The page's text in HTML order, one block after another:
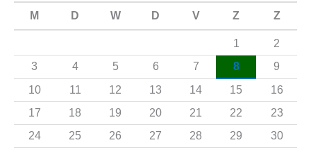
a
r
:
M D W D V Z Z
1
2
3
4 5 6 7 8
9
10
11 12 13 14 15
16
17
18 19 20 21 22
23
24
25 26 27 28 29
30